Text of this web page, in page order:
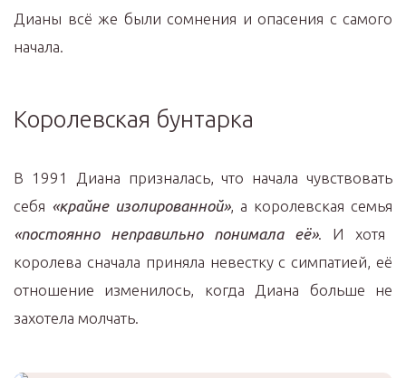
Дианы всё же были сомнения и опасения с самого
начала.
Королевская бунтарка
В 1991 Диана призналась, что начала чувствовать
себя «крайне изолированной», а королевская семья
«постоянно неправильно понимала её». И хотя
королева сначала приняла невестку с симпатией, её
отношение изменилось, когда Диана больше не
захотела молчать.